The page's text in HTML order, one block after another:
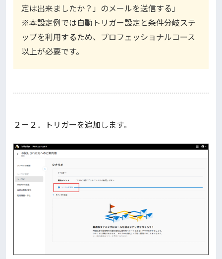
定は出来ましたか？」のメールを送信する」
※本設定例では自動トリガー設定と条件分岐ステ
ップを利用するため、プロフェッショナルコース
以上が必要です。
２－２．トリガーを追加します。